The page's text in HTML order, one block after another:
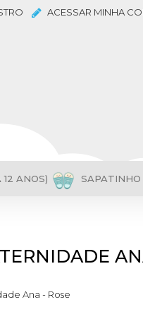
ACESSAR MINHA
ANOS) SAPATINHO
Ana - Rose